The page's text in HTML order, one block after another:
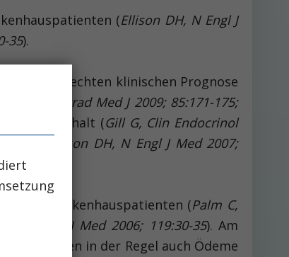
(Ellison DH, N Engl J
35).
einer schlechten klinischen Prognose
M, Postgrad Med J 2009; 85:171-175;
(Gill G, Clin Endocrinol
Ellison DH, N Engl J Med 2007;
aller Krankenhauspatienten (Palm C,
A, Am J Med 2006; 119:30-35). Am
fehlen in der Regel auch Ödeme